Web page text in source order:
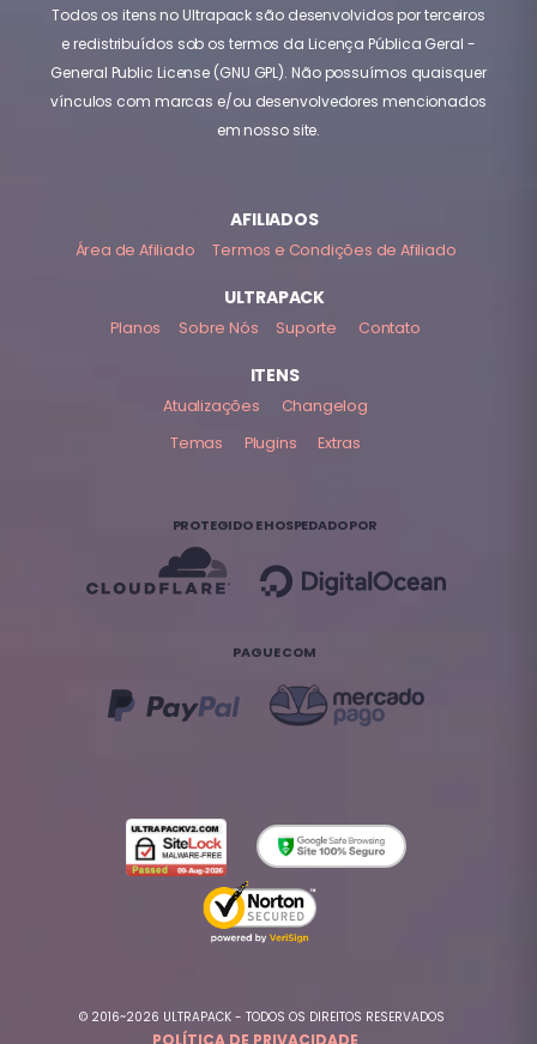
Todos os itens no Ultrapack são desenvolvidos por terceiros
e redistribuídos sob os termos da Licença Pública Geral -
General Public License (GNU GPL). Não possuímos quaisquer
vínculos com marcas e/ou desenvolvedores mencionados
em nosso site.
AFILIADOS
Área de Afiliado Termos e Condições de Afiliado
ULTRAPACK
Planos Sobre Nós Suporte Contato
ITENS
Atualizações
Changelog
Temas
Plugins Extras
PROTEGIDO E HOSPEDADO POR
PAGUE COM
© 2016~2026 ULTRAPACK - TODOS OS DIREITOS RESERVADOS
POLÍTICA DE PRIVACIDADE